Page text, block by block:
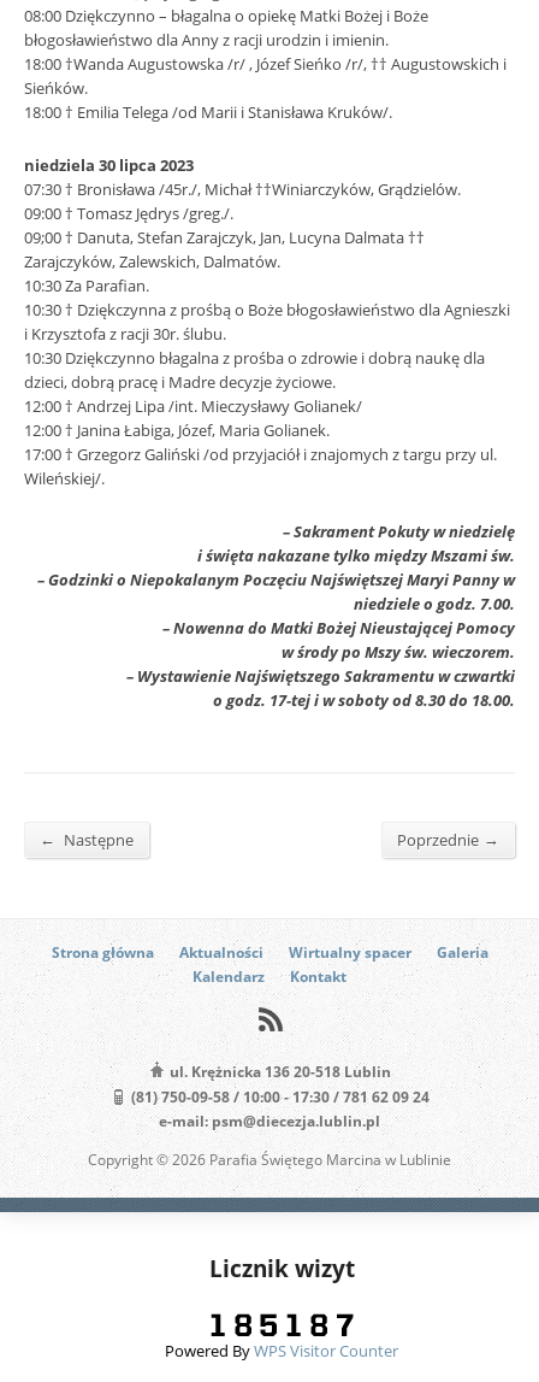
08:00 Dziękczynno – błagalna o opiekę Matki Bożej i Boże
błogosławieństwo dla Anny z racji urodzin i imienin.
18:00 †Wanda Augustowska /r/ , Józef Sieńko /r/, †† Augustowskich i
Sieńków.
18:00 † Emilia Telega /od Marii i Stanisława Kruków/.
niedziela 30 lipca 2023
07:30 † Bronisława /45r./, Michał ††Winiarczyków, Grądzielów.
09:00 † Tomasz Jędrys /greg./.
09;00 † Danuta, Stefan Zarajczyk, Jan, Lucyna Dalmata ††
Zarajczyków, Zalewskich, Dalmatów.
10:30 Za Parafian.
10:30 † Dziękczynna z prośbą o Boże błogosławieństwo dla Agnieszki
i Krzysztofa z racji 30r. ślubu.
10:30 Dziękczynno błagalna z prośba o zdrowie i dobrą naukę dla
dzieci, dobrą pracę i Madre decyzje życiowe.
12:00 † Andrzej Lipa /int. Mieczysławy Golianek/
12:00 † Janina Łabiga, Józef, Maria Golianek.
17:00 † Grzegorz Galiński /od przyjaciół i znajomych z targu przy ul.
Wileńskiej/.
– Sakrament Pokuty w niedzielę
i święta nakazane tylko między Mszami św.
– Godzinki o Niepokalanym Poczęciu Najświętszej Maryi Panny w
niedziele o godz. 7.00.
– Nowenna do Matki Bożej Nieustającej Pomocy
w środy po Mszy św. wieczorem.
– Wystawienie Najświętszego Sakramentu w czwartki
o godz. 17-tej i w soboty od 8.30 do 18.00.
← Następne Poprzednie →
Strona główna Aktualności Wirtualny spacer
Galeria
Kalendarz
Kontakt
ul. Krężnicka 136 20-518 Lublin
(81) 750-09-58 / 10:00 - 17:30 / 781 62 09 24
e-mail: psm@diecezja.lublin.pl
Copyright © 2026 Parafia Świętego Marcina w Lublinie
Licznik wizyt
Powered ByWPS Visitor Counter